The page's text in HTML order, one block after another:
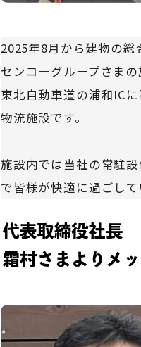
2025年8月から建物の総
センコーグループさまの
東北自動車道の浦和IC
物流施設です。
施設内では当社の常駐
で皆様が快適に過ごし